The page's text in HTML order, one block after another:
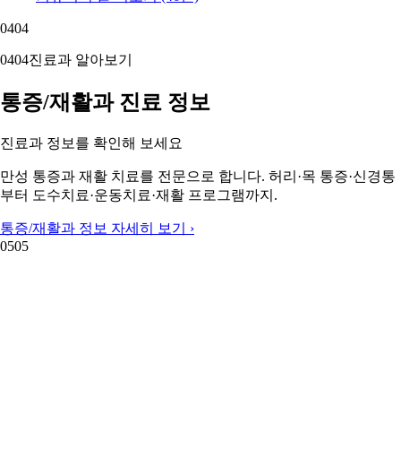
0404
0404진료과 알아보기
통증/재활과 진료 정보
진료과 정보를 확인해 보세요
만성 통증과 재활 치료를 전문으로 합니다. 허리·목 통증·신경통
부터 도수치료·운동치료·재활 프로그램까지.
통증/재활과 정보 자세히 보기 ›
0505